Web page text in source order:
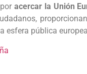
poracercar la Unión
esfera pública